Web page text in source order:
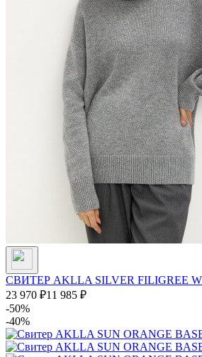
СВИТЕР AKLLA SILVER FILIGREE
23 970 ₽11 985 ₽
-50%
-40%